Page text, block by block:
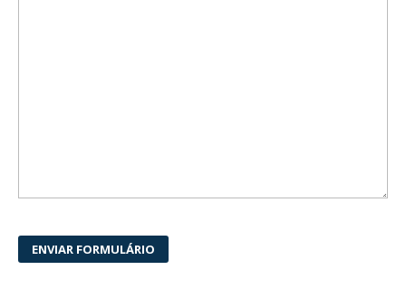
ENVIAR FORMULÁRIO